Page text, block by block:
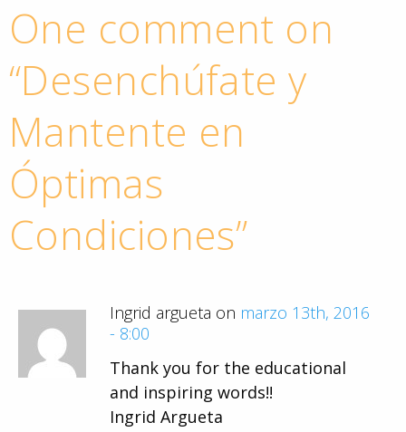
One comment on
“Desenchúfate y
Mantente en
Óptimas
Condiciones”
Ingrid argueta on marzo 13th, 2016
- 8:00
Thank you for the educational
and inspiring words!!
Ingrid Argueta